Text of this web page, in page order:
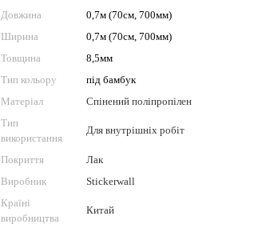
Довжина
0,7м (70см, 700мм)
Ширина
0,7м (70см, 700мм)
Товщина
8,5мм
Тип кольору
під бамбук
Матеріал
Спінений поліпропілен
Тип
використання
Для внутрішніх робіт
Покриття
Лак
Виробник
Stickerwall
Країні
виробництва
Китай